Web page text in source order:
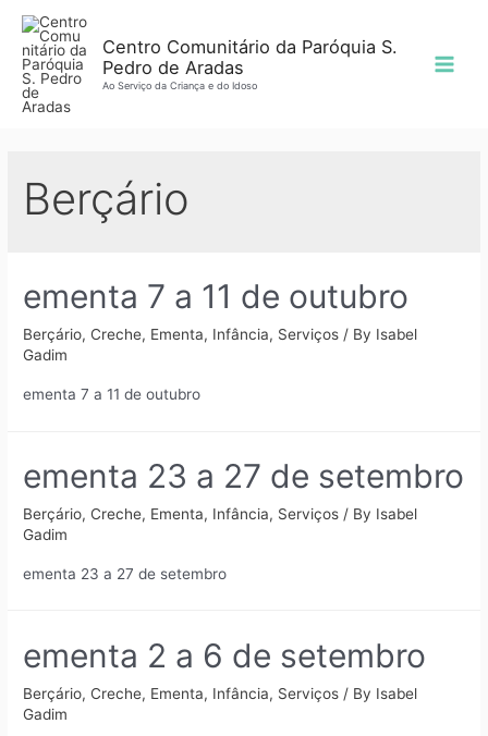
Skip
content
Centro Comunitário da Paróquia S.
Pedro de Aradas
Ao Serviço da Criança e do Idoso
Berçário
ementa 7 a 11 de outubro
Berçário, Creche, Ementa, Infância, Serviços / By Isabel
Gadim
ementa 7 a 11 de outubro
ementa 23 a 27 de setembro
Berçário, Creche, Ementa, Infância, Serviços / By Isabel
Gadim
ementa 23 a 27 de setembro
ementa 2 a 6 de setembro
Berçário, Creche, Ementa, Infância, Serviços / By Isabel
Gadim